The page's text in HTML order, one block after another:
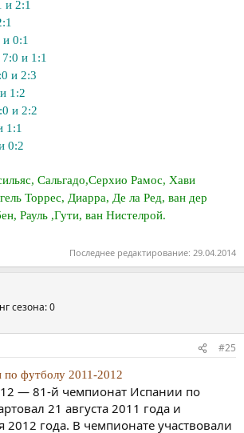
и 2:1
0:1
и 1:1
и 2:3
1:2
и 2:2
1:1
0:2
Сальгадо,Серхио Рамос, Хави
Торрес, Диарра, Де ла Ред, ван дер
Рауль ,Гути, ван Нистелрой.
Последнее редактирование: 29.04.2014
сезона: 0
#25
футболу 2011-2012
— 81-й чемпионат Испании по
21 августа 2011 года и
2012 года. В чемпионате участвовали